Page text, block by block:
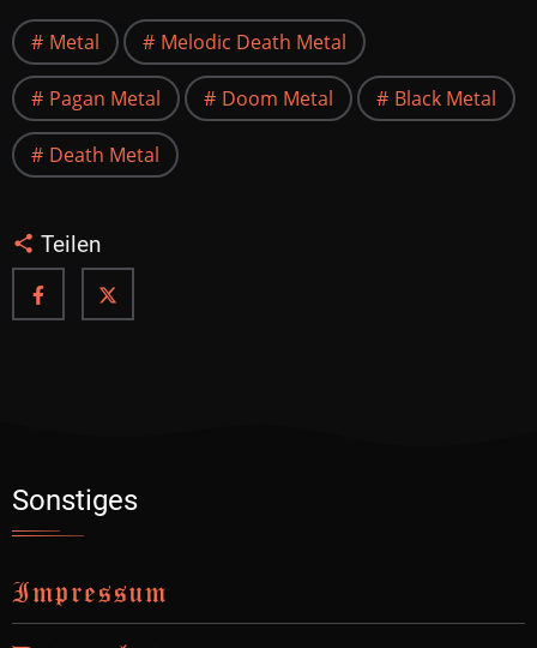
Metal Melodic Death Metal
Pagan Metal Doom Metal Black Metal
Death Metal
Teilen
Sonstiges
Impressum